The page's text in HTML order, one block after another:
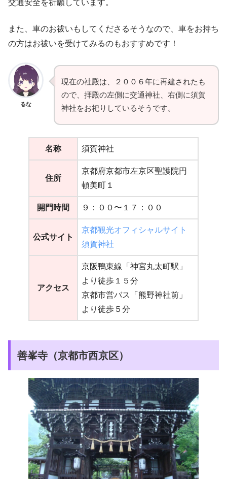
交通安全を祈願しています。
また、車のお祓いもしてくださるそうなので、車をお持ち
の方はお祓いを受けてみるのもおすすめです！
るな
現在の社殿は、２００６年に再建されたも
ので、拝殿の左側に交通神社、右側に須賀
神社をお祀りしているそうです。
名称 須賀神社
住所
京都府京都市左京区聖護院円
頓美町１
開門時間 ９：００〜１７：００
公式サイト
京都観光オフィシャルサイト
須賀神社
アクセス
京阪鴨東線「神宮丸太町駅」
より徒歩１５分
京都市営バス「熊野神社前」
より徒歩５分
善峯寺（京都市西京区）